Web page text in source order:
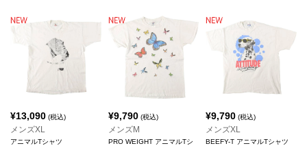
¥13,090 (税込)
メンズXL
アニマルTシャツ
¥9,790(税込)
メンズM
PRO WEIGHT アニマルTシ
¥9,790 (税込)
メンズXL
BEEFY-T アニマルTシャツ